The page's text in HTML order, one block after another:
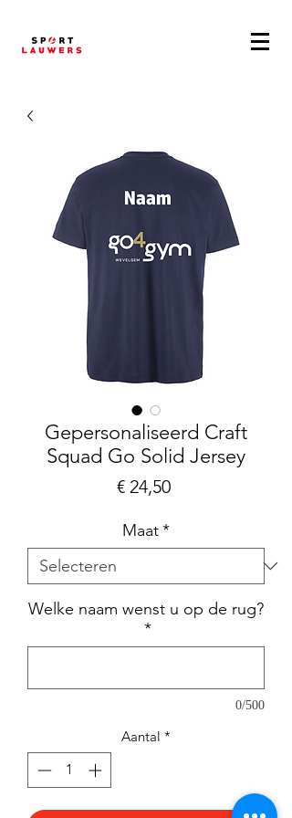
Gepersonaliseerd Craft
Squad Go Solid Jersey
€ 24,50Prijs
Maat*
Welke naam wenst u op de rug?
*
0/500
Aantal *